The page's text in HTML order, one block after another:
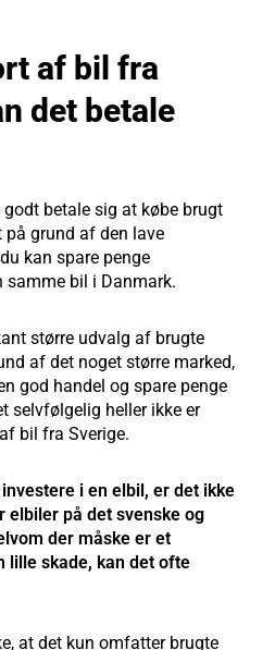
af bil fra
det betale
betale sig at købe brugt
grund af den lave
kan spare penge
samme bil i Danmark.
større udvalg af brugte
af det noget større marked,
god handel og spare penge
selvfølgelig heller ikke er
bil fra Sverige.
i en elbil, er det ikke
elbiler på det svenske og
der måske er et
lille skade, kan det ofte
at det kun omfatter brugte